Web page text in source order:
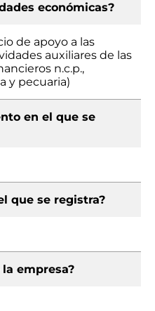
económicas?
de apoyo a las
auxiliares de las
n.c.p.,
y pecuaria)
en el que se
que se registra?
empresa?